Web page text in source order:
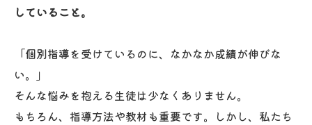
していること。
「個別指導を受けているのに、なかなか成績が伸びな
い。」
そんな悩みを抱える生徒は少なくありません。
もちろん、指導方法や教材も重要です。しかし、私たち